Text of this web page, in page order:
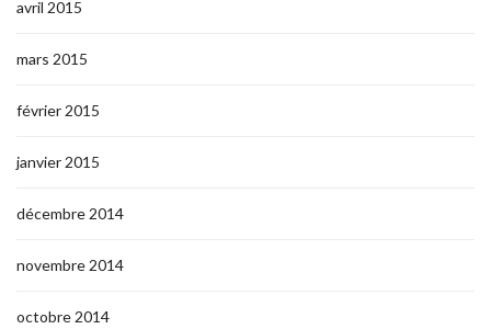
avril 2015
mars 2015
février 2015
janvier 2015
décembre 2014
novembre 2014
octobre 2014